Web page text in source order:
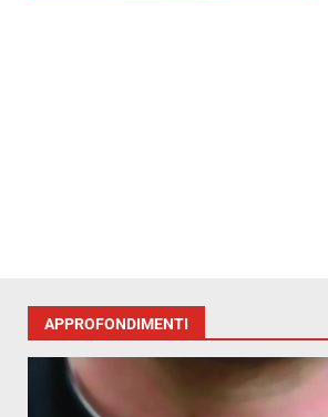
APPROFONDIMENTI